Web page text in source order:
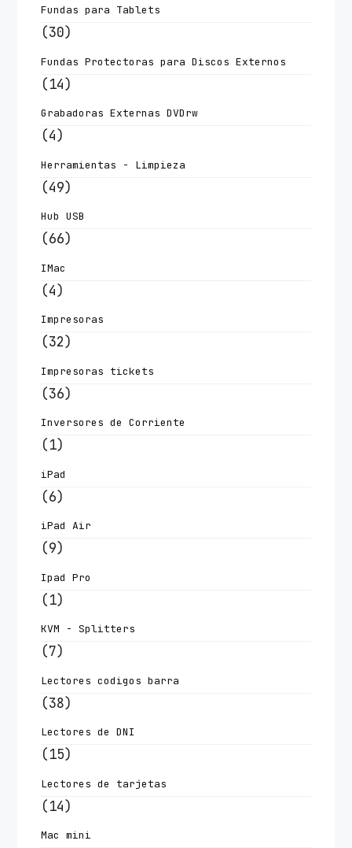
Fundas para Tablets
(30)
Fundas Protectoras para Discos Externos
(14)
Grabadoras Externas DVDrw
(4)
Herramientas - Limpieza
(49)
Hub USB
(66)
IMac
(4)
Impresoras
(32)
Impresoras tickets
(36)
Inversores de Corriente
(1)
iPad
(6)
iPad Air
(9)
Ipad Pro
(1)
KVM - Splitters
(7)
Lectores codigos barra
(38)
Lectores de DNI
(15)
Lectores de tarjetas
(14)
Mac mini